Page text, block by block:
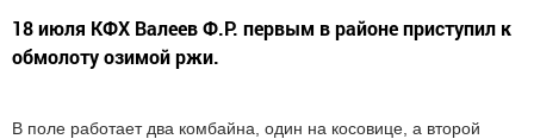
18 июля КФХ Валеев Ф.Р. первым в районе приступил к
обмолоту озимой ржи.
В поле работает два комбайна, один на косовице, а второй